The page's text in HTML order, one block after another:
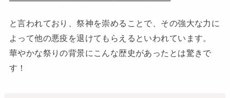
と言われており、祭神を崇めることで、その強大な力に
よって他の悪疫を退けてもらえるといわれています。
華やかな祭りの背景にこんな歴史があったとは驚きで
す！